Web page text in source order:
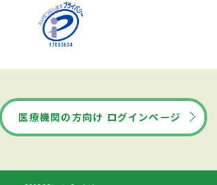
医療機関の方向け ログインページ